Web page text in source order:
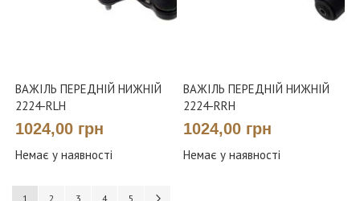
ВАЖІЛЬ ПЕРЕДНІЙ НИЖНІЙ
2224-RLH
1024,00 грн
Немає у наявності
ВАЖІЛЬ ПЕРЕДНІЙ НИЖНІЙ
2224-RRH
1024,00 грн
Немає у наявності
Сторінка
You're currently reading page
1 Сторінка
2 Сторінка
3 Сторінка
4 Сторінка
5